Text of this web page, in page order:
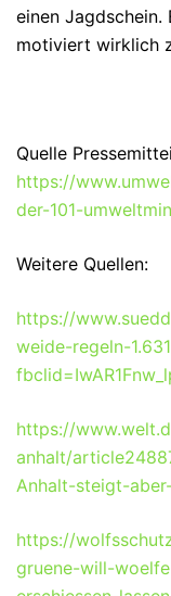
einen Jagdschein.
motiviert wirklich
Quelle
https://
der-101-
Weitere Quellen:
https://
weide-regeln-
https://
anhalt/
Anhalt-steigt-
https://
gruene-will-